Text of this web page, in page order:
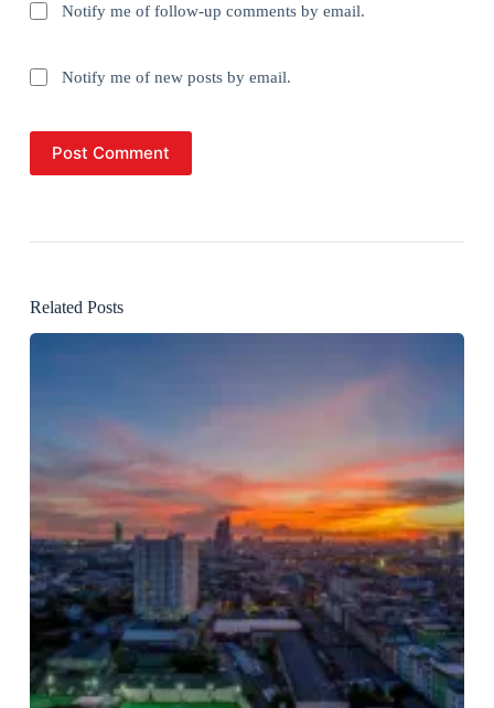
Notify me of follow-up comments by email.
Notify me of new posts by email.
Post Comment
Related Posts